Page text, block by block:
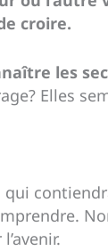
croire.
les
Elles